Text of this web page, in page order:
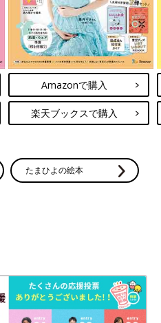
Amazonで購入
楽天ブックスで購入
たまひよの絵本